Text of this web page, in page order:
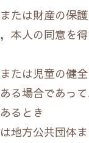
たは財産の保
本人の同意を
たは児童の健
る場合であっ
るとき
地方公共団体